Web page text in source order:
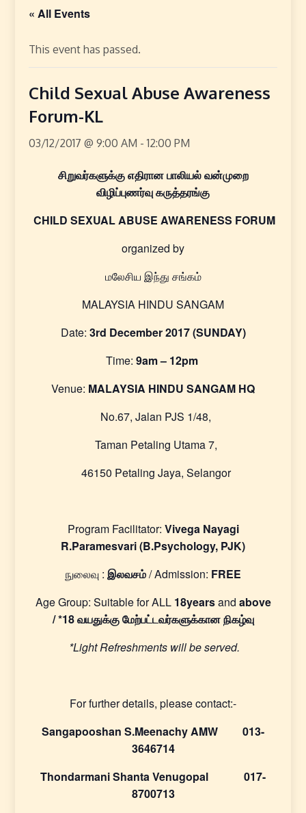
« All Events
This event has passed.
Child Sexual Abuse Awareness
Forum-KL
03/12/2017 @ 9:00 AM -12:00 PM
சிறுவர்களுக்கு எதிரான பாலியல் வன்முறை
விழிப்புணர்வு கருத்தரங்கு
CHILD SEXUAL ABUSE AWARENESS FORUM
organized by
மலேசிய இந்து சங்கம்
MALAYSIA HINDU SANGAM
Date: 3rd December 2017 (SUNDAY)
Time: 9am – 12pm
Venue: MALAYSIA HINDU SANGAM HQ
No.67, Jalan PJS 1/48,
Taman Petaling Utama 7,
46150 Petaling Jaya, Selangor
Program Facilitator: Vivega Nayagi
R.Paramesvari (B.Psychology, PJK)
நுலைவு : இலவசம்/ Admission: FREE
Age Group: Suitable for ALL 18yearsand above
/ *18வயதுக்குமேற்பட்டவர்களுக்கானநிகழ்வு
*Light Refreshments will be served.
For further details, please contact:-
Sangapooshan S.Meenachy AMW 013-
3646714
Thondarmani Shanta Venugopal 017-
8700713